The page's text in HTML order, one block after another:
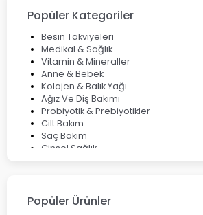
Çözüm Yolları
Bocavirüs Enfeksiyonu Hakkında
Deep Flex Topraklama Matı Nedir?
Mumiyo Nedir? Faydaları ve Kullanım
Popüler Kategoriler
Besin Takviyeleri
Medikal & Sağlık
Vitamin & Mineraller
Anne & Bebek
Kolajen & Balık Yağı
Ağız Ve Diş Bakımı
Probiyotik & Prebiyotikler
Cilt Bakım
Saç Bakım
Cinsel Sağlık
Popüler Ürünler